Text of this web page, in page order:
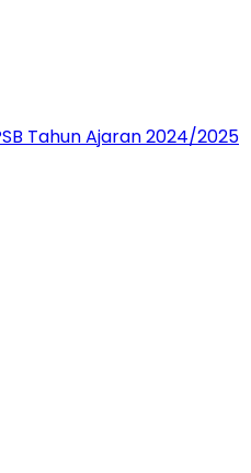
Tahun Ajaran 2024/2025